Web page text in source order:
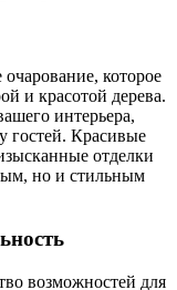
которое
и красотой дерева.
интерьера,
гостей. Красивые
отделки
но и стильным
возможностей для